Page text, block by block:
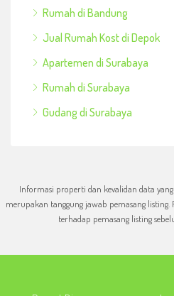
Rumah di Bandung
Jual Rumah Kost di Depok
Apartemen di Surabaya
Rumah di Surabaya
Gudang di Surabaya
Informasi properti dan kevalidan data
merupakan tanggung jawab pemasang
terhadap pemasang listing